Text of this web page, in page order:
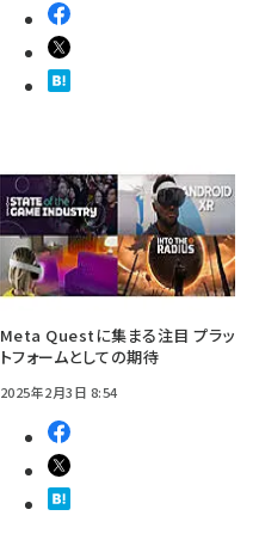
Meta Questに集まる注目 プラッ
トフォームとしての期待
2025年2月3日 8:54